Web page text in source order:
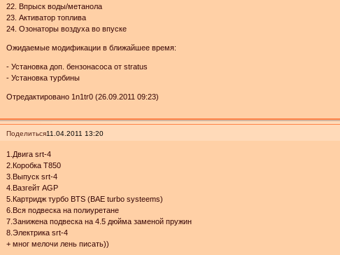
22. Впрыск воды/метанола
23. Активатор топлива
24. Озонаторы воздуха во впуске
Ожидаемые модификации в ближайшее время:
- Установка доп. бензонасоса от stratus
- Установка турбины
Отредактировано 1n1tr0 (26.09.2011 09:23)
Поделиться11.04.2011 13:20
1.Двига srt-4
2.Коробка Т850
3.Выпуск srt-4
4.Вазгейт AGP
5.Картридж турбо BTS (BAE turbo systeems)
6.Вся подвеска на полиуретане
7.Занижена подвеска на 4.5 дюйма заменой пружин
8.Электрика srt-4
+ мног мелочи лень писать))